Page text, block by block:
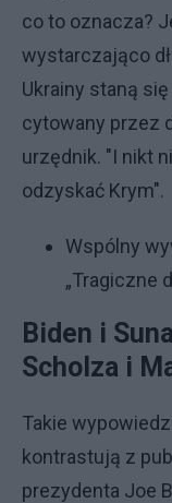
co to oznacza?
wystarczająco
Ukrainy staną
cytowany przez
urzędnik. "I nikt
odzyskać Krym".
Wspólny
„Tragiczne
Biden i
Scholza i
Takie
kontrastują z
prezydenta Joe